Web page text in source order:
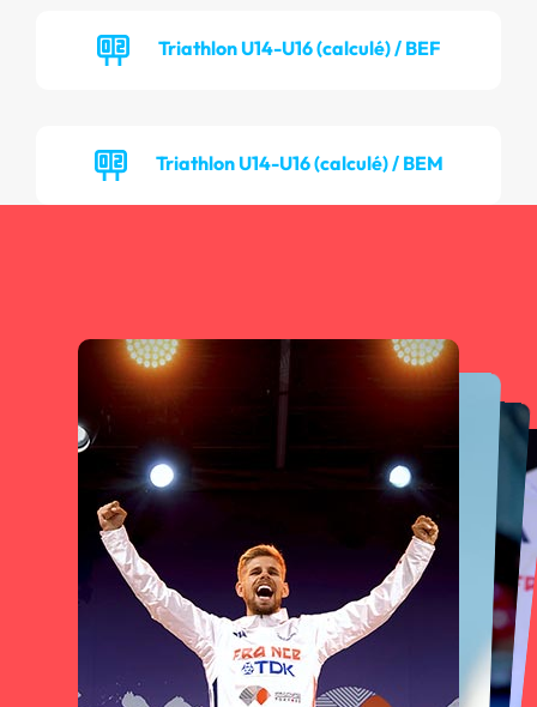
Triathlon U14-U16 (calculé) / BEF
Triathlon U14-U16 (calculé) / BEM